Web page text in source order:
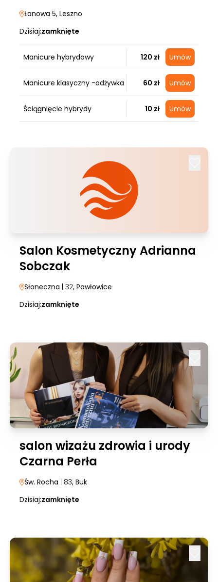
Łanowa 5, Leszno
Dzisiaj:zamknięte
Manicure hybrydowy 120 zł Umów
Manicure klasyczny -odżywka 60 zł Umów
Ściągnięcie hybrydy 10 zł Umów
Salon Kosmetyczny Adrianna
Sobczak
Słoneczna | 32, Pawłowice
Dzisiaj:zamknięte
salon wizażu zdrowia i urody
Czarna Perła
Św. Rocha | 83, Buk
Dzisiaj:zamknięte